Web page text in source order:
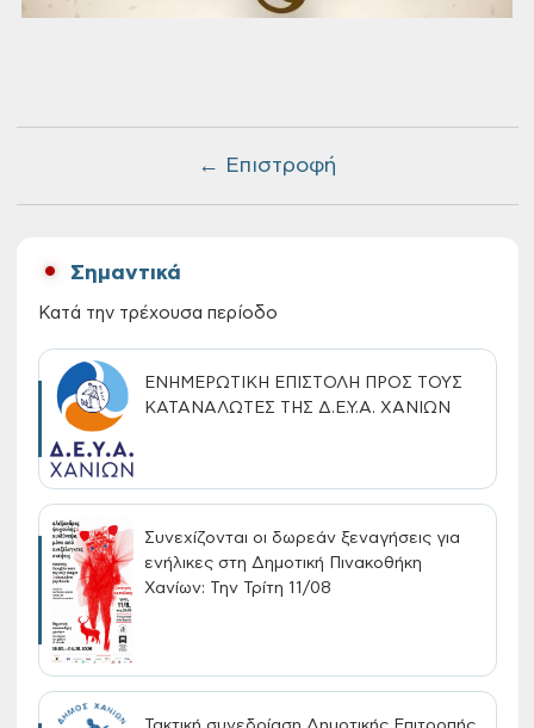
← Επιστροφή
Σημαντικά
Κατά την τρέχουσα περίοδο
ΕΝΗΜΕΡΩΤΙΚΗ ΕΠΙΣΤΟΛΗ ΠΡΟΣ ΤΟΥΣ
ΚΑΤΑΝΑΛΩΤΕΣ ΤΗΣ Δ.Ε.Υ.Α. ΧΑΝΙΩΝ
Συνεχίζονται οι δωρεάν ξεναγήσεις για
ενήλικες στη Δημοτική Πινακοθήκη
Χανίων: Την Τρίτη 11/08